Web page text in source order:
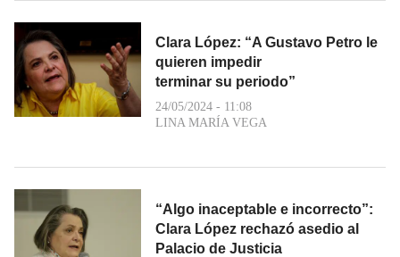
Clara López: “A Gustavo Petro le
quieren impedir
terminar su periodo”
24/05/2024 - 11:08
LINA MARÍA VEGA
“Algo inaceptable e incorrecto”:
Clara López rechazó asedio al
Palacio de Justicia